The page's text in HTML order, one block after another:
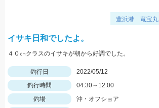
豊浜港 竜宝丸
イサキ日和でしたよ。
４０㎝クラスのイサキが朝から好調でした。
釣行日
2022/05/12
釣行時間
04:30～12:00
釣場
沖・オフショア